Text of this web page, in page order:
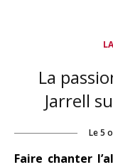
La
Jarrell
Le5
Faire chanter